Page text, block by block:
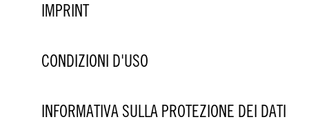
IMPRINT
CONDIZIONI D'USO
INFORMATIVA SULLA PROTEZIONE DEI DATI